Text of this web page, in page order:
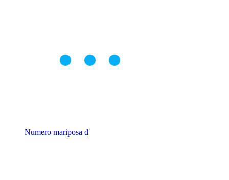
Numero mariposa d